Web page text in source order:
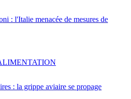
: l'Italie menacée de mesures de
: la grippe aviaire se propage